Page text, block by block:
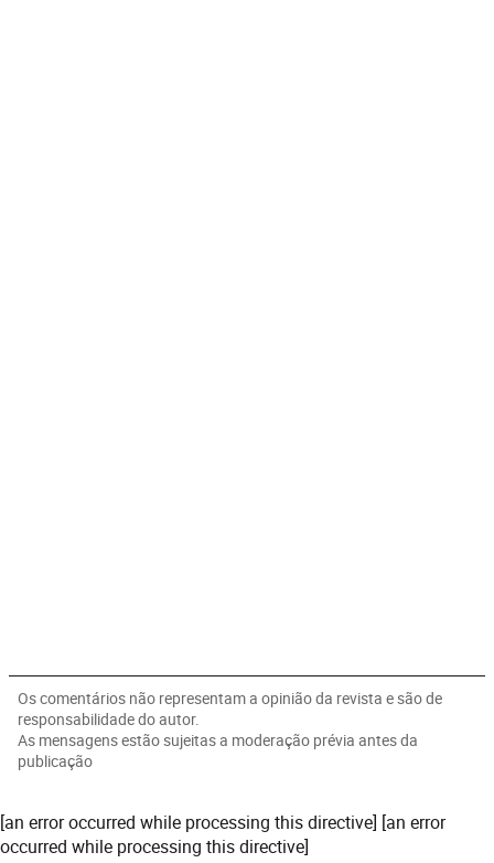
Os comentários não representam a opinião da revista e são de
responsabilidade do autor.
As mensagens estão sujeitas a moderação prévia antes da
publicação
[an error occurred while processing this directive] [an error
occurred while processing this directive]